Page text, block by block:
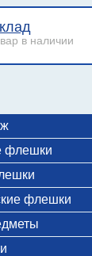
в наличии
флешки
флешки